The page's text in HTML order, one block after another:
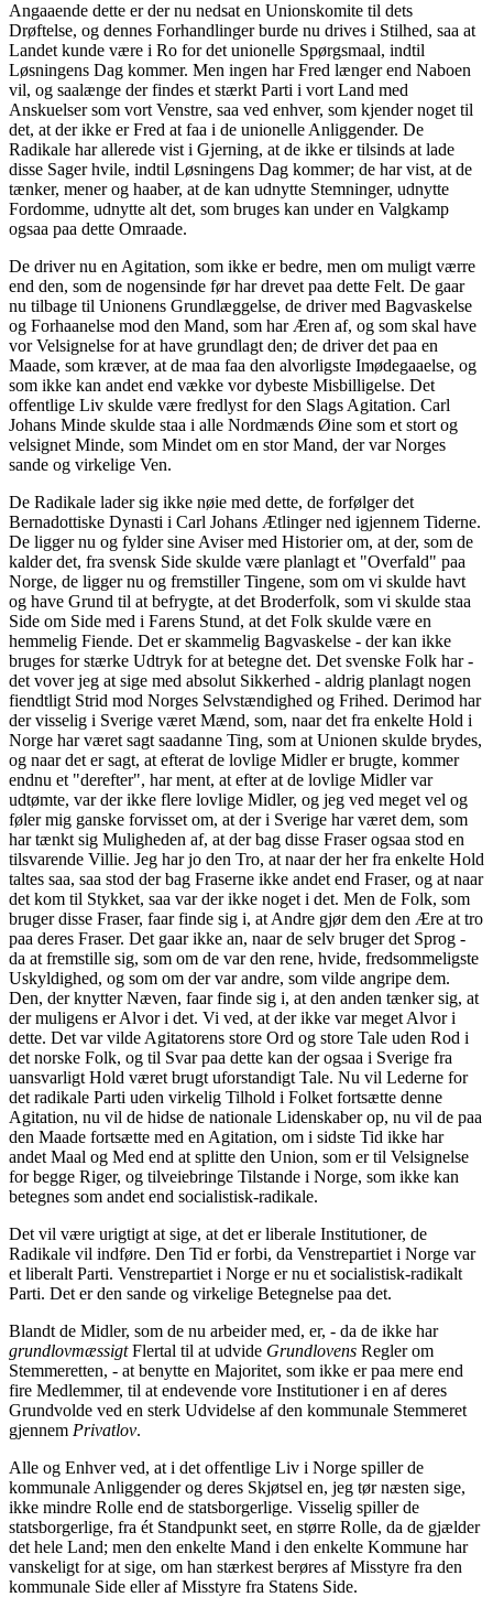
Angaaende dette er der nu nedsat en Unionskomite til dets
Drøftelse, og dennes Forhandlinger burde nu drives i Stilhed, saa at
Landet kunde være i Ro for det unionelle Spørgsmaal, indtil
Løsningens Dag kommer. Men ingen har Fred længer end Naboen
vil, og saalænge der findes et stærkt Parti i vort Land med
Anskuelser som vort Venstre, saa ved enhver, som kjender noget til
det, at der ikke er Fred at faa i de unionelle Anliggender. De
Radikale har allerede vist i Gjerning, at de ikke er tilsinds at lade
disse Sager hvile, indtil Løsningens Dag kommer; de har vist, at de
tænker, mener og haaber, at de kan udnytte Stemninger, udnytte
Fordomme, udnytte alt det, som bruges kan under en Valgkamp
ogsaa paa dette Omraade.
De driver nu en Agitation, som ikke er bedre, men om muligt værre
end den, som de nogensinde før har drevet paa dette Felt. De gaar
nu tilbage til Unionens Grundlæggelse, de driver med Bagvaskelse
og Forhaanelse mod den Mand, som har Æren af, og som skal have
vor Velsignelse for at have grundlagt den; de driver det paa en
Maade, som kræver, at de maa faa den alvorligste Imødegaaelse, og
som ikke kan andet end vække vor dybeste Misbilligelse. Det
offentlige Liv skulde være fredlyst for den Slags Agitation. Carl
Johans Minde skulde staa i alle Nordmænds Øine som et stort og
velsignet Minde, som Mindet om en stor Mand, der var Norges
sande og virkelige Ven.
De Radikale lader sig ikke nøie med dette, de forfølger det
Bernadottiske Dynasti i Carl Johans Ætlinger ned igjennem Tiderne.
De ligger nu og fylder sine Aviser med Historier om, at der, som de
kalder det, fra svensk Side skulde være planlagt et "Overfald" paa
Norge, de ligger nu og fremstiller Tingene, som om vi skulde havt
og have Grund til at befrygte, at det Broderfolk, som vi skulde staa
Side om Side med i Farens Stund, at det Folk skulde være en
hemmelig Fiende. Det er skammelig Bagvaskelse - der kan ikke
bruges for stærke Udtryk for at betegne det. Det svenske Folk har -
det vover jeg at sige med absolut Sikkerhed - aldrig planlagt nogen
fiendtligt Strid mod Norges Selvstændighed og Frihed. Derimod har
der visselig i Sverige været Mænd, som, naar det fra enkelte Hold i
Norge har været sagt saadanne Ting, som at Unionen skulde brydes,
og naar det er sagt, at efterat de lovlige Midler er brugte, kommer
endnu et "derefter", har ment, at efter at de lovlige Midler var
udtømte, var der ikke flere lovlige Midler, og jeg ved meget vel og
føler mig ganske forvisset om, at der i Sverige har været dem, som
har tænkt sig Muligheden af, at der bag disse Fraser ogsaa stod en
tilsvarende Villie. Jeg har jo den Tro, at naar der her fra enkelte Hold
taltes saa, saa stod der bag Fraserne ikke andet end Fraser, og at naar
det kom til Stykket, saa var der ikke noget i det. Men de Folk, som
bruger disse Fraser, faar finde sig i, at Andre gjør dem den Ære at tro
paa deres Fraser. Det gaar ikke an, naar de selv bruger det Sprog -
da at fremstille sig, som om de var den rene, hvide, fredsommeligste
Uskyldighed, og som om der var andre, som vilde angripe dem.
Den, der knytter Næven, faar finde sig i, at den anden tænker sig, at
der muligens er Alvor i det. Vi ved, at der ikke var meget Alvor i
dette. Det var vilde Agitatorens store Ord og store Tale uden Rod i
det norske Folk, og til Svar paa dette kan der ogsaa i Sverige fra
uansvarligt Hold været brugt uforstandigt Tale. Nu vil Lederne for
det radikale Parti uden virkelig Tilhold i Folket fortsætte denne
Agitation, nu vil de hidse de nationale Lidenskaber op, nu vil de paa
den Maade fortsætte med en Agitation, om i sidste Tid ikke har
andet Maal og Med end at splitte den Union, som er til Velsignelse
for begge Riger, og tilveiebringe Tilstande i Norge, som ikke kan
betegnes som andet end socialistisk-radikale.
Det vil være urigtigt at sige, at det er liberale Institutioner, de
Radikale vil indføre. Den Tid er forbi, da Venstrepartiet i Norge var
et liberalt Parti. Venstrepartiet i Norge er nu et socialistisk-radikalt
Parti. Det er den sande og virkelige Betegnelse paa det.
Blandt de Midler, som de nu arbeider med, er, - da de ikke har
grundlovmæssigtFlertal til at udvide Grundlovens Regler om
Stemmeretten, - at benytte en Majoritet, som ikke er paa mere end
fire Medlemmer, til at endevende vore Institutioner i en af deres
Grundvolde ved en sterk Udvidelse af den kommunale Stemmeret
gjennem Privatlov.
Alle og Enhver ved, at i det offentlige Liv i Norge spiller de
kommunale Anliggender og deres Skjøtsel en, jeg tør næsten sige,
ikke mindre Rolle end de statsborgerlige. Visselig spiller de
statsborgerlige, fra ét Standpunkt seet, en større Rolle, da de gjælder
det hele Land; men den enkelte Mand i den enkelte Kommune har
vanskeligt for at sige, om han stærkest berøres af Misstyre fra den
kommunale Side eller af Misstyre fra Statens Side.